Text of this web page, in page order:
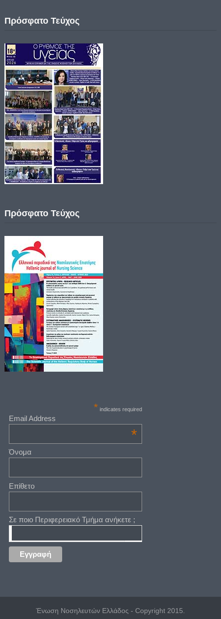
Πρόσφατο Τεύχος
Πρόσφατο Τεύχος
* indicates required
Email Address
*
Όνομα
Επίθετο
Σε ποιο Περιφερειακό Τμήμα ανήκετε ;
Ένωση Νοσηλευτών Ελλάδος - Copyright 2015.